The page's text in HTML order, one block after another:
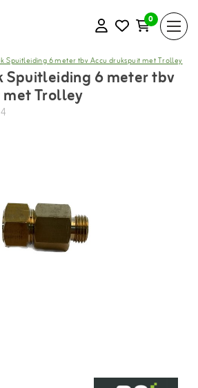
0
Spuitleiding 6 meter tbv Accu drukspuit met Trolley
Spuitleiding 6 meter tbv
Trolley